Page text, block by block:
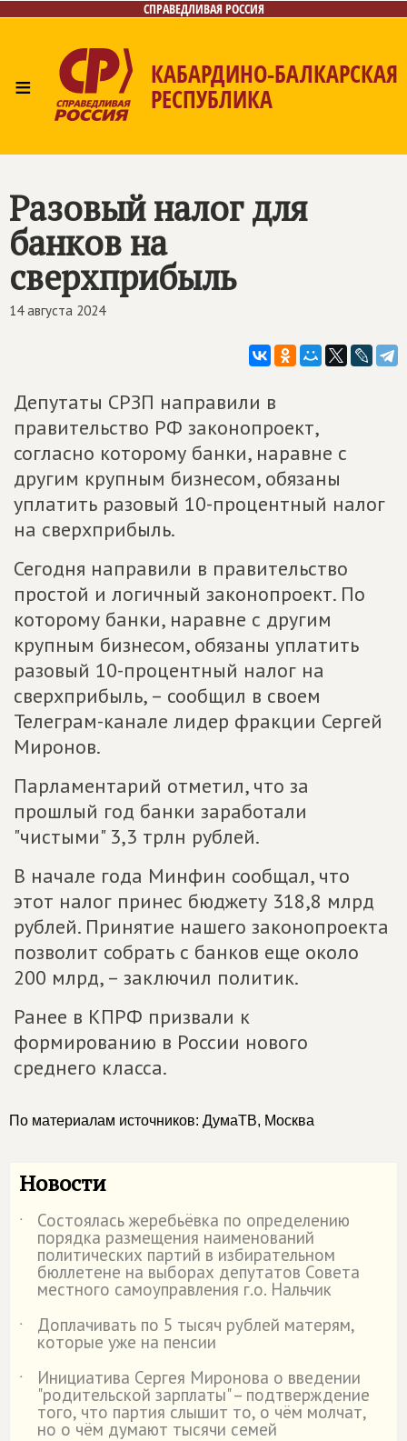
СПРАВЕДЛИВАЯ РОССИЯ
≡ КАБАРДИНО-БАЛКАРСКАЯ
РЕСПУБЛИКА
Разовый налог для
банков на
сверхприбыль
14 августа 2024
Депутаты СРЗП направили в
правительство РФ законопроект,
согласно которому банки, наравне с
другим крупным бизнесом, обязаны
уплатить разовый 10-процентный налог
на сверхприбыль.
Сегодня направили в правительство
простой и логичный законопроект. По
которому банки, наравне с другим
крупным бизнесом, обязаны уплатить
разовый 10-процентный налог на
сверхприбыль, – сообщил в своем
Телеграм-канале лидер фракции Сергей
Миронов.
Парламентарий отметил, что за
прошлый год банки заработали
"чистыми" 3,3 трлн рублей.
В начале года Минфин сообщал, что
этот налог принес бюджету 318,8 млрд
рублей. Принятие нашего законопроекта
позволит собрать с банков еще около
200 млрд, – заключил политик.
Ранее в КПРФ призвали к
формированию в России нового
среднего класса.
По материалам источников: ДумаТВ, Москва
Новости
˙ Состоялась жеребьёвка по определению
порядка размещения наименований
политических партий в избирательном
бюллетене на выборах депутатов Совета
местного самоуправления г.о. Нальчик
˙
Доплачивать по 5 тысяч рублей матерям,
которые уже на пенсии
˙
Инициатива Сергея Миронова о введении
"родительской зарплаты" – подтверждение
того, что партия слышит то, о чём молчат,
но о чём думают тысячи семей